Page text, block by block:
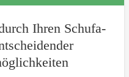
Ihren Schufa-